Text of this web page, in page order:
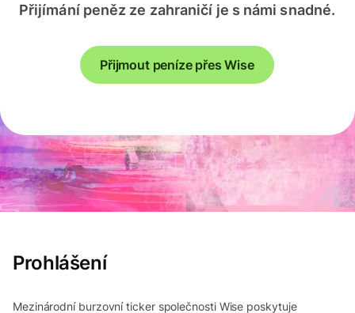
Přijímání peněz ze zahraničí je s námi snadné.
Přijmout peníze přes Wise
Prohlášení
Mezinárodní burzovní ticker společnosti Wise poskytuje